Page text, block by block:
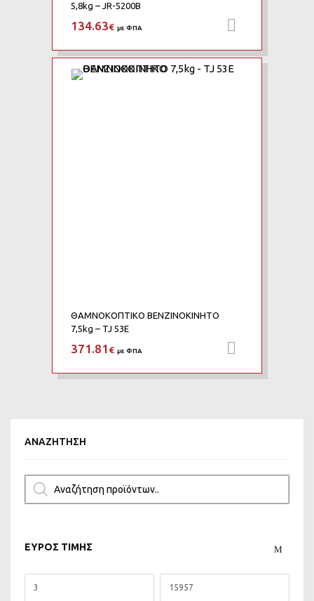
5,8kg – JR-5200B
134.63€ με ΦΠΑ
ΘΑΜΝΟΚΟΠΤΙΚO ΒΕΝΖΙΝΟΚΙΝΗΤO
7,5kg – TJ 53E
371.81€ με ΦΠΑ
ΑΝΑΖΉΤΗΣΗ
ΕΥΡΟΣ ΤΙΜΗΣ